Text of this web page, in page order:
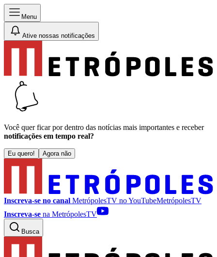
Menu
Ative nossas notificações
Você quer ficar por dentro das notícias mais importantes e receber
notificações em tempo real?
Eu quero! Agora não
Inscreva-se no canal MetrópolesTV noYouTubeMetrópolesTV
Inscreva-se na MetrópolesTV
Busca